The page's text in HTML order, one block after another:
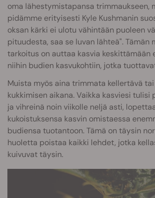
oma lähestymistapansa trimmaukseen,
pidämme erityisesti Kyle Kushmanin
oksan kärki ei ulotu vähintään puoleen
pituudesta, saa se luvan lähteä". Tämän
tarkoitus on auttaa kasvia keskittämään
niihin budien kasvukohtiin, jotka
Muista myös aina trimmata kellertävä
kukkimisen aikana. Vaikka kasviesi tulisi
ja vihreinä noin viikolle neljä asti,
kukoistuksensa kasvin omistaessa
budiensa tuotantoon. Tämä on täysin
huoletta poistaa kaikki lehdet, jotka
kuivuvat täysin.